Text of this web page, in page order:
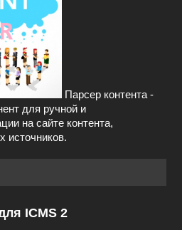
Парсер контента -
для ручной и
на сайте контента,
источников.
ICMS 2